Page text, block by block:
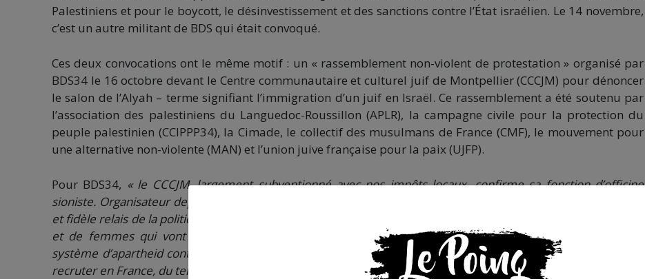
Palestiniens et pour le boycott, le désinvestissement et des sanctions contre l’État israélien. Le 14 novembre,
c’est un autre militant de BDS qui était convoqué.
Ces deux convocations ont le même motif : un « rassemblement non-violent de protestation » organisé par
BDS34 le 16 octobre devant le Centre communautaire et culturel juif de Montpellier (CCCJM) pour dénoncer
le salon de l’Alyah – terme signifiant l’immigration d’un juif en Israël. Ce rassemblement a été soutenu par
l’association des palestiniens du Languedoc-Roussillon (APLR), la campagne civile pour la protection du
peuple palestinien (CCIPPP34), la Cimade, le collectif des musulmans de France (CMF), le mouvement pour
une alternative non-violente (MAN) et l’union juive française pour la paix (UJFP).
Pour BDS34, « le CCCJM, largement subventionné avec nos impôts locaux, confirme sa fonction d’officine
sioniste. Organisateur depuis 40 ans de la journée coloniale de commémoration de l’occupation de Jérusalem
et fidèle relais de la politique de l’État d’Israël, aujourd’hui il contribue ouvertement au recrutement d’hommes
et de femmes qui vont alimenter la politique de colonisation de peuplement israélien et renforcer son
système d’apartheid contre les Palestiniens. Aurions-nous toléré que les agents de l’Afrique du Sud viennent
recruter en France, du temps de l’apartheid, des “blancs” pour renforcer l’apartheid ? »